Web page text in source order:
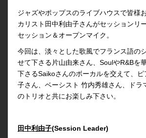
ジャズやポップスのライブハウスで皆様
カリスト田中利由子さんがセッションリ
セッション＆オープンマイク。
今回は、淡々とした歌風でフランス語の
せて下さる片山由来さん、SoulやR&Bを
下さるSaikoさんのボーカルを交えて、
子さん、ベーシスト 竹内秀雄さん、ドラ
のトリオと共にお楽しみ下さい。
田中利由子(Session Leader)